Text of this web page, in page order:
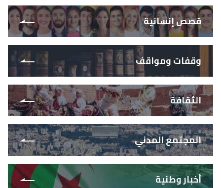
قصص إنسانية
وقفات ومواقف
الثقافة
المجتمع المدني
أخبار وطنية